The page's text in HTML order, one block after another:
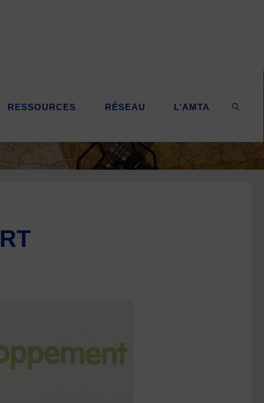
RESSOURCES RÉSEAU L’AMTA